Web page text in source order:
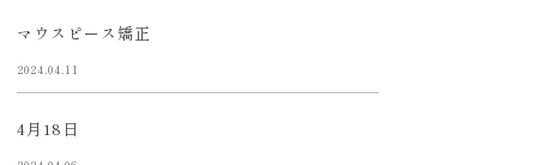
マウスピース矯正
2024.04.11
4月18日